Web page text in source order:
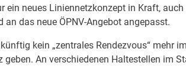
ein neues Liniennetzkonzept in Kraft, auch
das neue ÖPNV-Angebot angepasst.
kein „zentrales Rendezvous“ mehr im
An verschiedenen Haltestellen im